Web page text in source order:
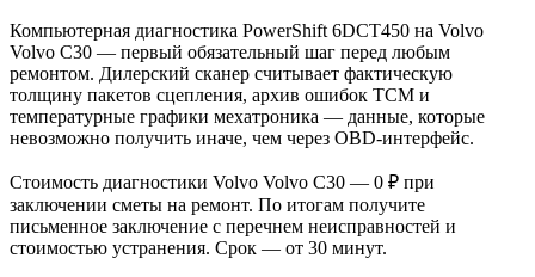
Компьютерная диагностика PowerShift 6DCT450 на Volvo
Volvo C30 — первый обязательный шаг перед любым
ремонтом. Дилерский сканер считывает фактическую
толщину пакетов сцепления, архив ошибок TCM и
температурные графики мехатроника — данные, которые
невозможно получить иначе, чем через OBD-интерфейс.
Стоимость диагностики Volvo Volvo C30 — 0 ₽ при
заключении сметы на ремонт. По итогам получите
письменное заключение с перечнем неисправностей и
стоимостью устранения. Срок — от 30 минут.